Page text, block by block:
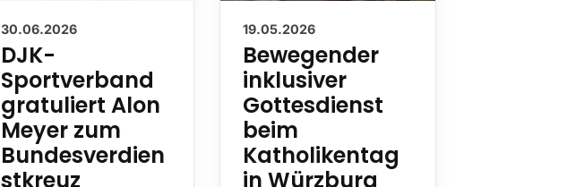
30.06.2026
DJK-
Sportverband
gratuliert Alon
Meyer zum
Bundesverdien
stkreuz
19.05.2026
Bewegender
inklusiver
Gottesdienst
beim
Katholikentag
in Würzburg